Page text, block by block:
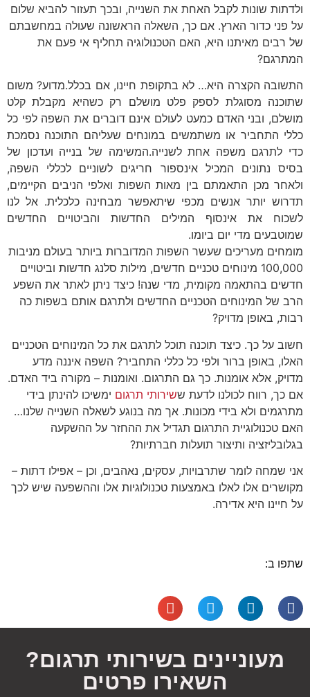
ולדתות שונות לקבל האחת את השנייה, ובכך תעזור להביא שלום
על פני כדור הארץ. אם כך, השאלה הראשונה שעולה במחשבתם
של רבים מאיתנו היא, האם הטכנולוגיה תחליף אי פעם את
המתרגם?
התשובה הקצרה היא… לא בתקופת חיינו, אם בכלל.מדוע? משום
שתוכנה מסוגלת לספק פלט מושלם רק כשהיא מקבלת קלט
מושלם, ובני האדם כמעט לעולם אינם דוברים את השפה לפי כל
כללי התחביר או משתמשים במונחים שעליהם התוכנה נסמכת
כדי לתרגם משפה אחת לשנייה.המשימה של בנייה ועדכון של
בסיס נתונים המכיל אינספור חריגים לשוניים לכללי השפה,
ולאחר מכן התאמתם בין מאות השפות ואלפי הניבים הקיימים,
תדרוש יותר אנשים מכפי שיתאפשר מבחינה כלכלית. אל לנו
לשכוח את אינסוף המילים החדשות והביטויים החדשים
שמוטבעים מדי יום ביומו.
מומחים מעריכים שעשר השפות המדוברות ביותר בעולם מניבות
100,000 מינוחים טכניים חדשים, מילות סלנג חדשות וביטויים
חדשים בהתאמה מקומית, מדי שנה! כיצד ניתן לאתר את השפע
הרב של המינוחים הטכניים החדשים ולתרגם אותם בשפות כה
רבות, באופן מדויק?
חשוב על כך. כיצד תוכנה תוכל לתרגם את כל המינוחים הטכניים
האלו, באופן ברור ולפי כל כללי התחביר? השפה איננה מדע
מדויק, אלא אומנות. כך גם התרגום. ואומנות – מקורה ביד האדם.
אם כך, רווח לכולנו לדעת ששירותי תרגום ימשיכו להינתן בידי
מתרגמים ולא בידי מכונות. אך מה בנוגע לשאלה השנייה שלנו…
האם טכנולוגיית התרגום תגדיל את ההחזר על ההשקעה
בגלובליזציה ותיצור תועלות חברתיות?
אני שמחה לומר שתרבויות, עסקים, נאהבים, וכן – אפילו דתות –
מקושרים אלו לאלו באמצעות טכנולוגיות אלו וההשפעה שיש לכך
על חיינו היא אדירה.
שתפו ב:
מעוניינים בשירותי תרגום?
השאירו פרטים